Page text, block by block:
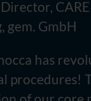
gem. GmbH
has
procedures!